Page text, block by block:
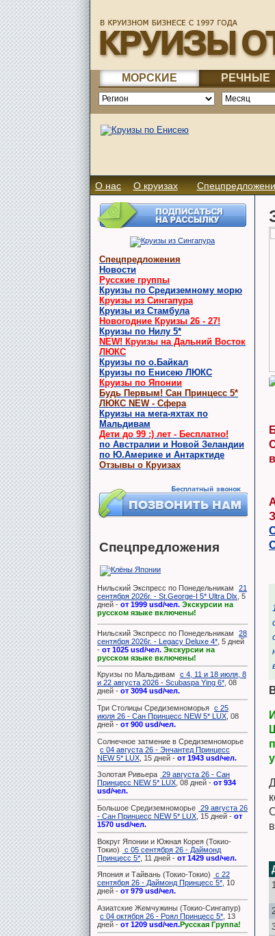
МОРСКИЕ РЕЧНЫЕ
О нас О круизах
Спецпредложения
Новости
Русские группы
Круизы по Средиземному морю
Круизы из Сингапура
Круизы из Стамбула
Новогодние Круизы 26 - 27!
Круизы по Нилу 5*
NEW! Круизы на Дальний Восток
ЛЮКС
Круизы по о.Байкал
Круизы по Енисею ЛЮКС
Круизы по Японии
Будь Первым! Сан Принцесс 5*
ЛЮКС NEW - Сфера
Круизы на мега-яхтах по
Мальдивам
Дети до 99 :) лет - Бесплатно!
по Австралии и Новой Зеландии
по Ю.Америке и Антарктиде
Отзывы о Круизах
Спецпредложения
Нильский Экспресс по Понедельникам
21
сентября 2026г. - St.George-I 5* Ultra Dlx , 5
дней - от 1999 usd/чел. Экскурсии на
русском языке включены!
Нильский Экспресс по Понедельникам
28
сентября 2026г. - Legacy Deluxe 4* , 5 дней
- от 1025 usd/чел. Экскурсии на
русском языке включены!
Круизы по Мальдивам
с 4, 11 и 18 июля, 8
и 22 августа 2026 - Scubaspa Ying 6* , 08
дней - от 3094 usd/чел.
Три Столицы Средиземноморья с 25
июля 26 - Сан Принцесс NEW 5* LUX , 08
дней - от 900 usd/чел.
Солнечное затмение в Средиземноморье
с 04 августа 26 - Энчантед Принцесс
NEW 5* LUX , 15 дней - от 1943 usd/чел.
Золотая Ривьера 29 августа 26 - Сан
Принцесс NEW 5* LUX , 08 дней - от 934
usd/чел.
Большое Средиземноморье 29 августа 26
- Сан Принцесс NEW 5* LUX , 15 дней - от
1570 usd/чел.
Вокруг Японии и Южная Корея (Токио-
Токио)
с 05 сентября 26 - Даймонд
Принцесс 5* , 11 дней - от 1429 usd/чел.
Япония и Тайвань (Токио-Токио)
с 22
сентября 26 - Даймонд Принцесс 5* , 10
дней - от 979 usd/чел.
Азиатские Жемчужины (Токио-Сингапур)
с 04 октября 26 - Роял Принцесс 5* , 13
дней - от 1209 usd/чел.Русская Группа!
Пиза
Инна, Москва 5.0
17.04.2025 Прежде всего хочу сказать Вам большое
спасибо за организацию нашего круиза! Всё прошло на
отлично! Мы уже были когда-то на Принцесс Круизе
несколько лет назад, но этот корабль оказался даже
выше наших ...Подробнее